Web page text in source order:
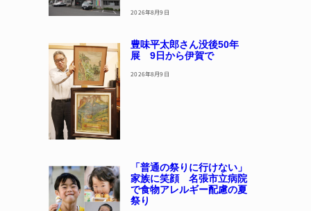
2026年8月9日
豊味平太郎さん没後50年
展 9日から伊賀で
2026年8月9日
「普通の祭りに行けない」
家族に笑顔 名張市立病院
で食物アレルギー配慮の夏
祭り